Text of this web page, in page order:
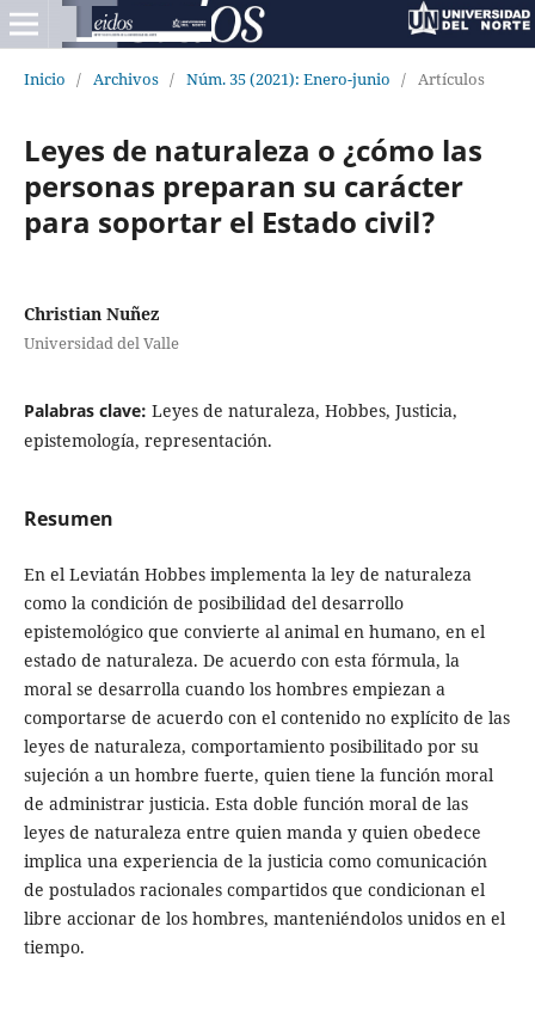
Inicio / Archivos / Núm. 35 (2021): Enero-junio / Artículos
Leyes de naturaleza o ¿cómo las
personas preparan su carácter
para soportar el Estado civil?
Christian Nuñez
Universidad del Valle
Palabras clave: Leyes de naturaleza, Hobbes, Justicia,
epistemología, representación.
Resumen
En el Leviatán Hobbes implementa la ley de naturaleza
como la condición de posibilidad del desarrollo
epistemológico que convierte al animal en humano, en el
estado de naturaleza. De acuerdo con esta fórmula, la
moral se desarrolla cuando los hombres empiezan a
comportarse de acuerdo con el contenido no explícito de las
leyes de naturaleza, comportamiento posibilitado por su
sujeción a un hombre fuerte, quien tiene la función moral
de administrar justicia. Esta doble función moral de las
leyes de naturaleza entre quien manda y quien obedece
implica una experiencia de la justicia como comunicación
de postulados racionales compartidos que condicionan el
libre accionar de los hombres, manteniéndolos unidos en el
tiempo.